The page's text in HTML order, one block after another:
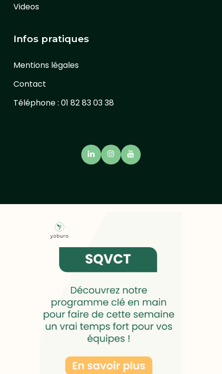
Videos
Infos pratiques
Mentions légales
Contact
Téléphone : 01 82 83 03 38